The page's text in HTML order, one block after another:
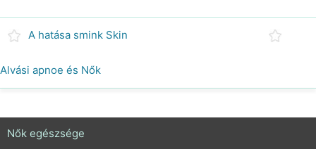
A hatása smink Skin
Alvási apnoe és Nők
Nők egészsége